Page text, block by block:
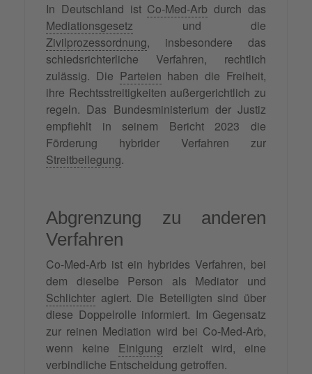
In Deutschland ist Co-Med-Arb durch das
Mediationsgesetz und die
Zivilprozessordnung, insbesondere das
schiedsrichterliche Verfahren, rechtlich
zulässig. Die Parteien haben die Freiheit,
ihre Rechtsstreitigkeiten außergerichtlich zu
regeln. Das Bundesministerium der Justiz
empfiehlt in seinem Bericht 2023 die
Förderung hybrider Verfahren zur
Streitbeilegung.
Abgrenzung zu anderen
Verfahren
Co-Med-Arb ist ein hybrides Verfahren, bei
dem dieselbe Person als Mediator und
Schlichter agiert. Die Beteiligten sind über
diese Doppelrolle informiert. Im Gegensatz
zur reinen Mediation wird bei Co-Med-Arb,
wenn keine Einigung erzielt wird, eine
verbindliche Entscheidung getroffen.